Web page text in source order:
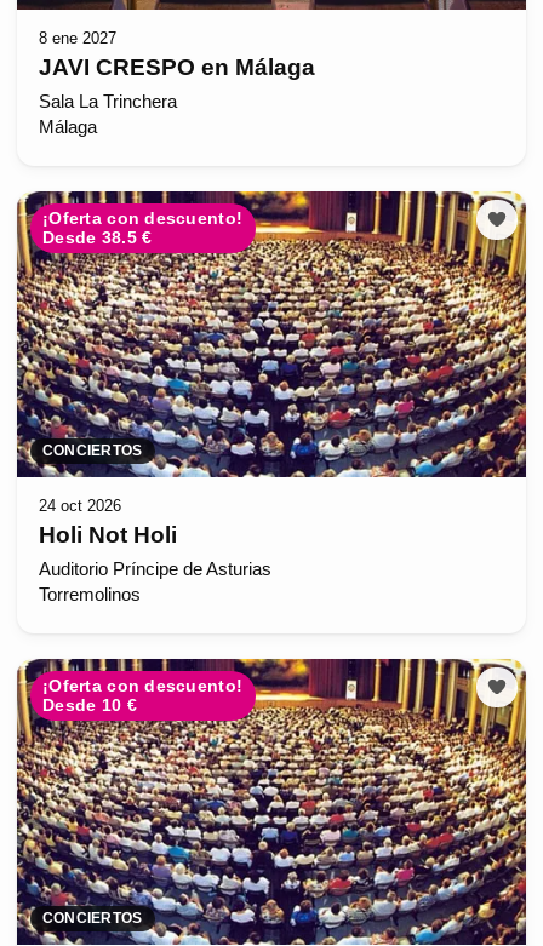
8 ene 2027
JAVI CRESPO en Málaga
Sala La Trinchera
Málaga
¡Oferta con descuento!
Desde 38.5 €
CONCIERTOS
24 oct 2026
Holi Not Holi
Auditorio Príncipe de Asturias
Torremolinos
¡Oferta con descuento!
Desde 10 €
CONCIERTOS